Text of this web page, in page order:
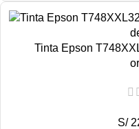
Tinta Epson
S/